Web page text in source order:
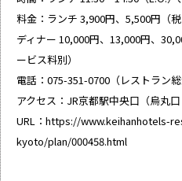
料金：ランチ 3,900円、5,500円（税
ディナー 10,000円、13,000円、
ービス料別）
電話：075-351-0700（レストラン総
アクセス：JR京都駅中央口（烏丸
URL： https://www.keihanhotels-
kyoto/plan/000458.html